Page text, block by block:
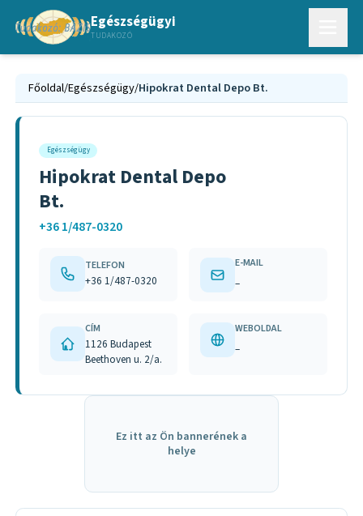
Egészségügyi
TUDAKOZÓ
Főoldal/Egészségügy/Hipokrat Dental Depo Bt.
Egészségügy
Hipokrat Dental Depo
Bt.
+36 1/487-0320
TELEFON
+36 1/487-0320
E-MAIL
–
CÍM
1126 Budapest
Beethoven u. 2/a.
WEBOLDAL
–
Ez itt az Ön bannerének a
helye